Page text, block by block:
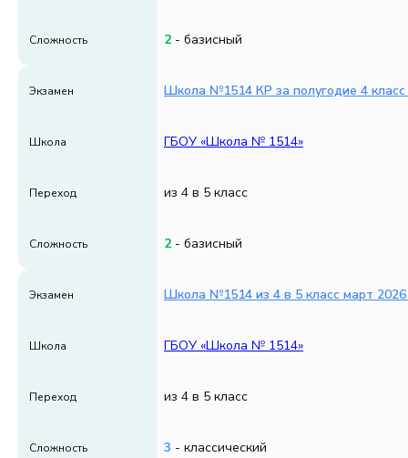
Сложность 2 - базисный
Экзамен Школа №1514 КР за полугодие 4
Школа ГБОУ «Школа № 1514»
Переход из 4 в 5 класс
Сложность 2 - базисный
Экзамен Школа №1514 из 4 в 5 класс март
Школа ГБОУ «Школа № 1514»
Переход из 4 в 5 класс
Сложность 3 - классический